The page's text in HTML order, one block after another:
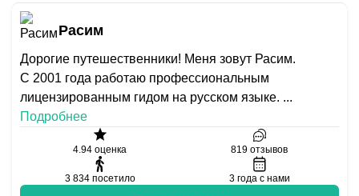
Расим
Дорогие путешественники! Меня зовут Расим.
С 2001 года работаю профессиональным
лицензированным гидом на русском языке. ...
Подробнее
4.94 оценка 819 отзывов
3 834 посетило 3 года с нами